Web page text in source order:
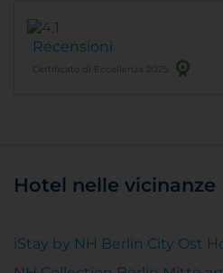
Recensioni
Certificato di Eccellenza 2025
Hotel nelle vicinanze
iStay by NH Berlin City Ost